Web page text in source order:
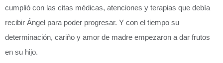
cumplió con las citas médicas, atenciones y terapias que debía
recibir Ángel para poder progresar. Y con el tiempo su
determinación, cariño y amor de madre empezaron a dar frutos
en su hijo.